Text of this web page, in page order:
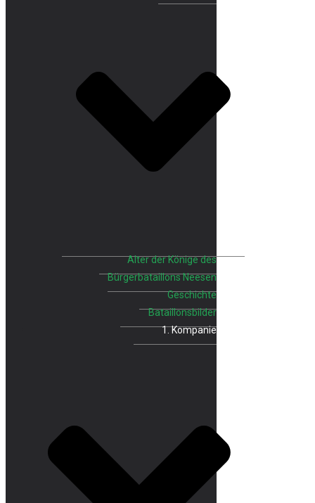
Alter der Könige des
Bürgerbataillons Neesen
Geschichte
Bataillonsbilder
1. Kompanie